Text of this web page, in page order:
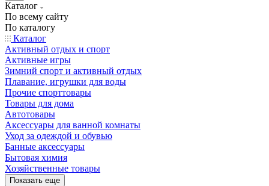
Каталог
По всему сайту
По каталогу
Каталог
Активный отдых и спорт
Активные игры
Зимний спорт и активный отдых
Плавание, игрушки для воды
Прочие спорттовары
Товары для дома
Автотовары
Аксессуары для ванной комнаты
Уход за одеждой и обувью
Банные аксессуары
Бытовая химия
Хозяйственные товары
Показать еще